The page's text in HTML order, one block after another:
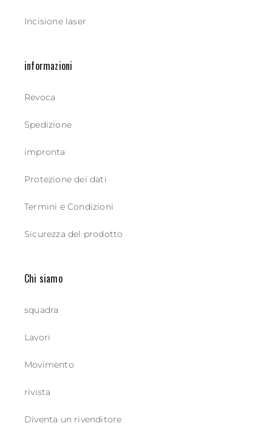
Incisione laser
informazioni
Revoca
Spedizione
impronta
Protezione dei dati
Termini e Condizioni
Sicurezza del prodotto
Chi siamo
squadra
Lavori
Movimento
rivista
Diventa un rivenditore